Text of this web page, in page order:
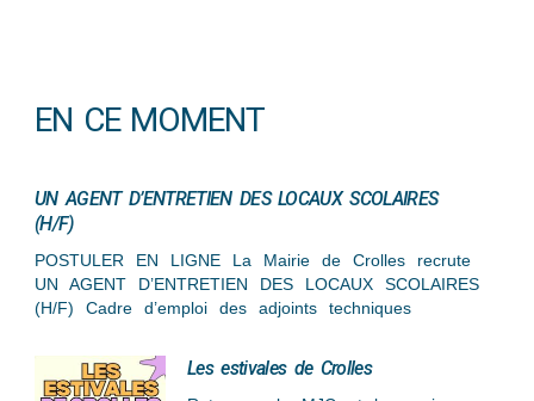
EN CE MOMENT
UN AGENT D’ENTRETIEN DES LOCAUX SCOLAIRES
(H/F)
POSTULER EN LIGNE La Mairie de Crolles recrute
UN AGENT D’ENTRETIEN DES LOCAUX SCOLAIRES
(H/F) Cadre d’emploi des adjoints techniques
Les estivales de Crolles